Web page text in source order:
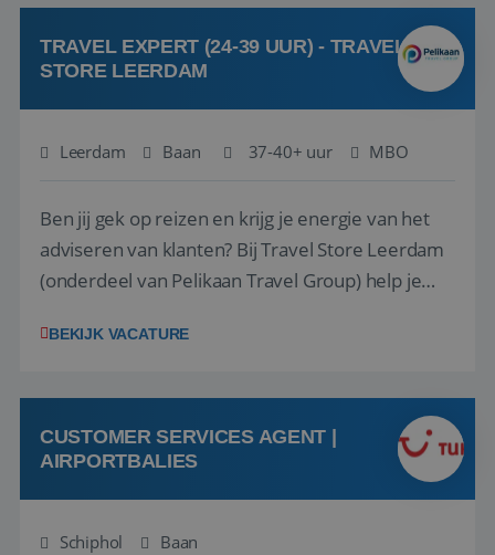
team het reisbureau verder...
TRAVEL EXPERT (24-39 UUR) - TRAVEL
STORE LEERDAM
Leerdam Baan 37-40+ uur MBO
Ben jij gek op reizen en krijg je energie van het
adviseren van klanten? Bij Travel Store Leerdam
(onderdeel van Pelikaan Travel Group) help je
vinden. Samen maken we van elke reis een
hebt in de reisbranche of j...
BEKIJK VACATURE
CUSTOMER SERVICES AGENT |
AIRPORTBALIES
Schiphol Baan